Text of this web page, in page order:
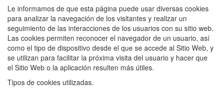
Le informamos de que esta página puede usar diversas cookies
para analizar la navegación de los visitantes y realizar un
seguimiento de las interacciones de los usuarios con su sitio web.
Las cookies permiten reconocer el navegador de un usuario, así
como el tipo de dispositivo desde el que se accede al Sitio Web, y
se utilizan para facilitar la próxima visita del usuario y hacer que
el Sitio Web o la aplicación resulten más útiles.
Tipos de cookies utilizadas.